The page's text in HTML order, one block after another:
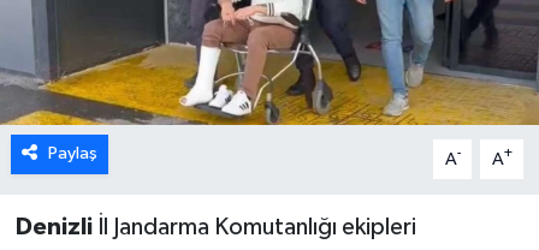
Paylaş A- A+
Denizliİl Jandarma Komutanlığı ekipleri